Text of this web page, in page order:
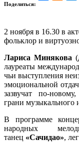
Поделиться:
2 ноября в 16.30 в
фольклор и
Лариса Минякова
лауреаты
чьи выступления
эмоциональной
зазвучат
грани музыкального
В программе
народных
танец «Сачидао»,